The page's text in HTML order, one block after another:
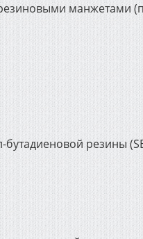
манжетами
резины